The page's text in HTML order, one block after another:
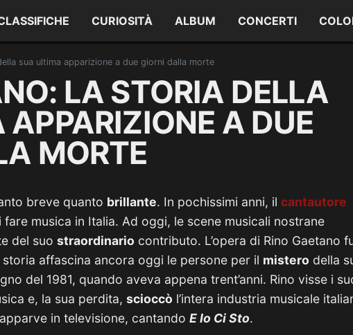
CURIOSITÀ ALBUM CONCERTI
sua ultima apparizione a due giorni dalla morte
LA STORIA DELLA
A DUE
MORTE
breve quanto brillante. In pochissimi anni, il cantautore
fare musica in Italia. Ad oggi, le scene musicali nostrane
del suo straordinario contributo. L’opera di Rino Gaetano
storia affascina ancora oggi le persone per il mistero della
del 1981, quando aveva appena trent’anni. Rino visse i
e, la sua perdita, scioccò l’intera industria musicale
in televisione, cantando E Io Ci Sto.